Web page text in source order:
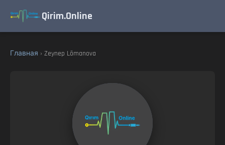
Qirim.Online
Главная › Zeynep Lömanova